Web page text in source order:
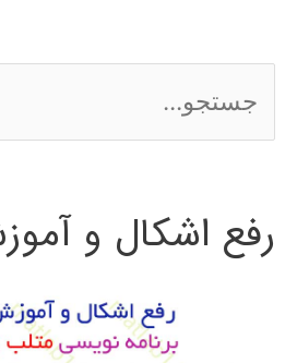
س
ج
رفع اشکال و